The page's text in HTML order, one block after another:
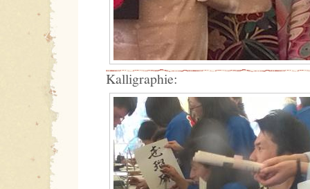
Kalligraphie: